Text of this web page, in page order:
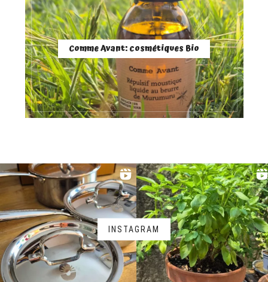
Comme Avant: cosmétiques Bio
INSTAGRAM